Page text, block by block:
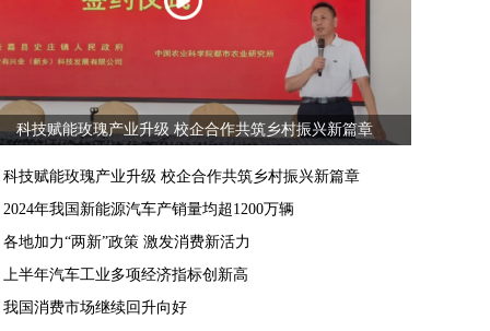
科技赋能玫瑰产业升级 校企合作共筑乡村振兴新篇章
科技赋能玫瑰产业升级 校企合作共筑乡村振兴新篇章
2024年我国新能源汽车产销量均超1200万辆
各地加力“两新”政策 激发消费新活力
上半年汽车工业多项经济指标创新高
我国消费市场继续回升向好